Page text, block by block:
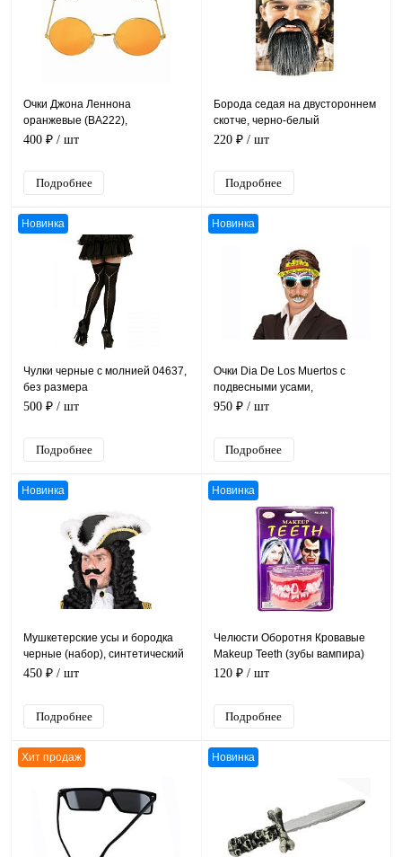
Очки Джона Леннона
оранжевые (ВА222),
металлическая оправа 12,5 см
400 ₽ / шт
Подробнее
Борода седая на двустороннем
скотче, черно-белый
искусственный мех, длина 12 см
220 ₽ / шт
Подробнее
Новинка
Чулки черные с молнией 04637,
без размера
500 ₽ / шт
Подробнее
Новинка
Очки Dia De Los Muertos с
подвесными усами,
разноцветный пластик, размер
950 ₽ / шт
Подробнее
Новинка
Мушкетерские усы и бородка
черные (набор), синтетический
волос, ткань полиэстер
450 ₽ / шт
Подробнее
Новинка
Челюсти Оборотня Кровавые
Makeup Teeth (зубы вампира)
2147B, белый, розовый латекс,
120 ₽ / шт
Подробнее
Хит продаж Новинка